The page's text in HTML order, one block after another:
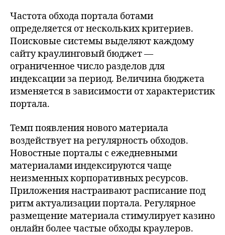
Частота обхода портала ботами
определяется от нескольких критериев.
Поисковые системы выделяют каждому
сайту краулинговый бюджет —
ограниченное число разделов для
индексации за период. Величина бюджета
изменяется в зависимости от характеристик
портала.
Темп появления нового материала
воздействует на регулярность обходов.
Новостные порталы с ежедневными
материалами индексируются чаще
неизменных корпоративных ресурсов.
Приложения настраивают расписание под
ритм актуализации портала. Регулярное
размещение материала стимулирует казино
онлайн более частые обходы краулеров.